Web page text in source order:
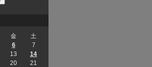
金
土
6
7
13
14
20
21